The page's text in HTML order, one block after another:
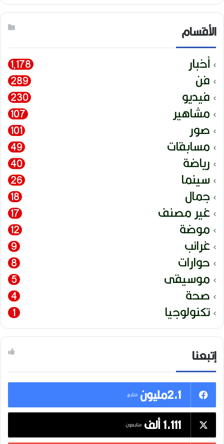
الأقسام
أخبار 1٬178
فن 289
فيديو 230
مشاهير 107
صور 101
مسابقات 49
رياضة 40
سينما 26
جمال 18
غير مصنف 17
موضة 12
غرائب 9
حوارات 8
موسيقى 5
صحة 4
تكنولوجيا 1
إتبعنا
2,1مليون
متابع
1,111 ألف متابعون